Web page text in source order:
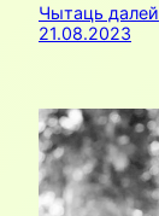
Чытаць далей
21.08.2023